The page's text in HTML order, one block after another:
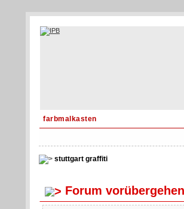
farbmalkasten
stuttgart graffiti
Forum